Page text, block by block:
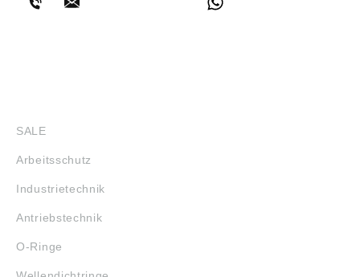
SALE
Arbeitsschutz
Industrietechnik
Antriebstechnik
O-Ringe